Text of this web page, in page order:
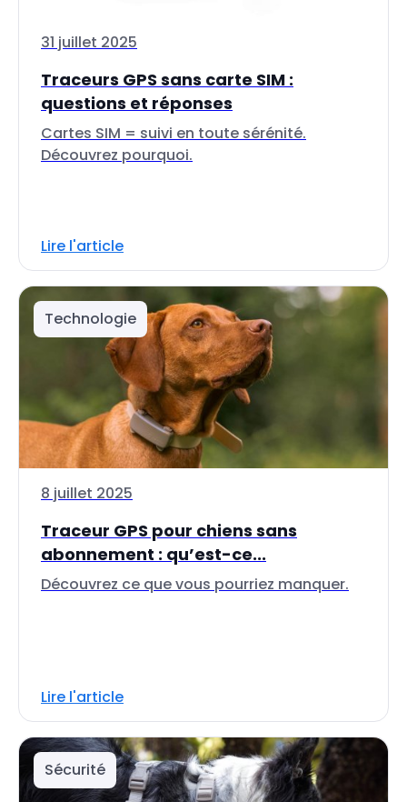
31 juillet 2025
Traceurs GPS sans carte SIM :
questions et réponses
Cartes SIM = suivi en toute sérénité.
Découvrez pourquoi.
Lire l'article
Technologie
8 juillet 2025
Traceur GPS pour chiens sans
abonnement : qu’est-ce...
Découvrez ce que vous pourriez manquer.
Lire l'article
Sécurité